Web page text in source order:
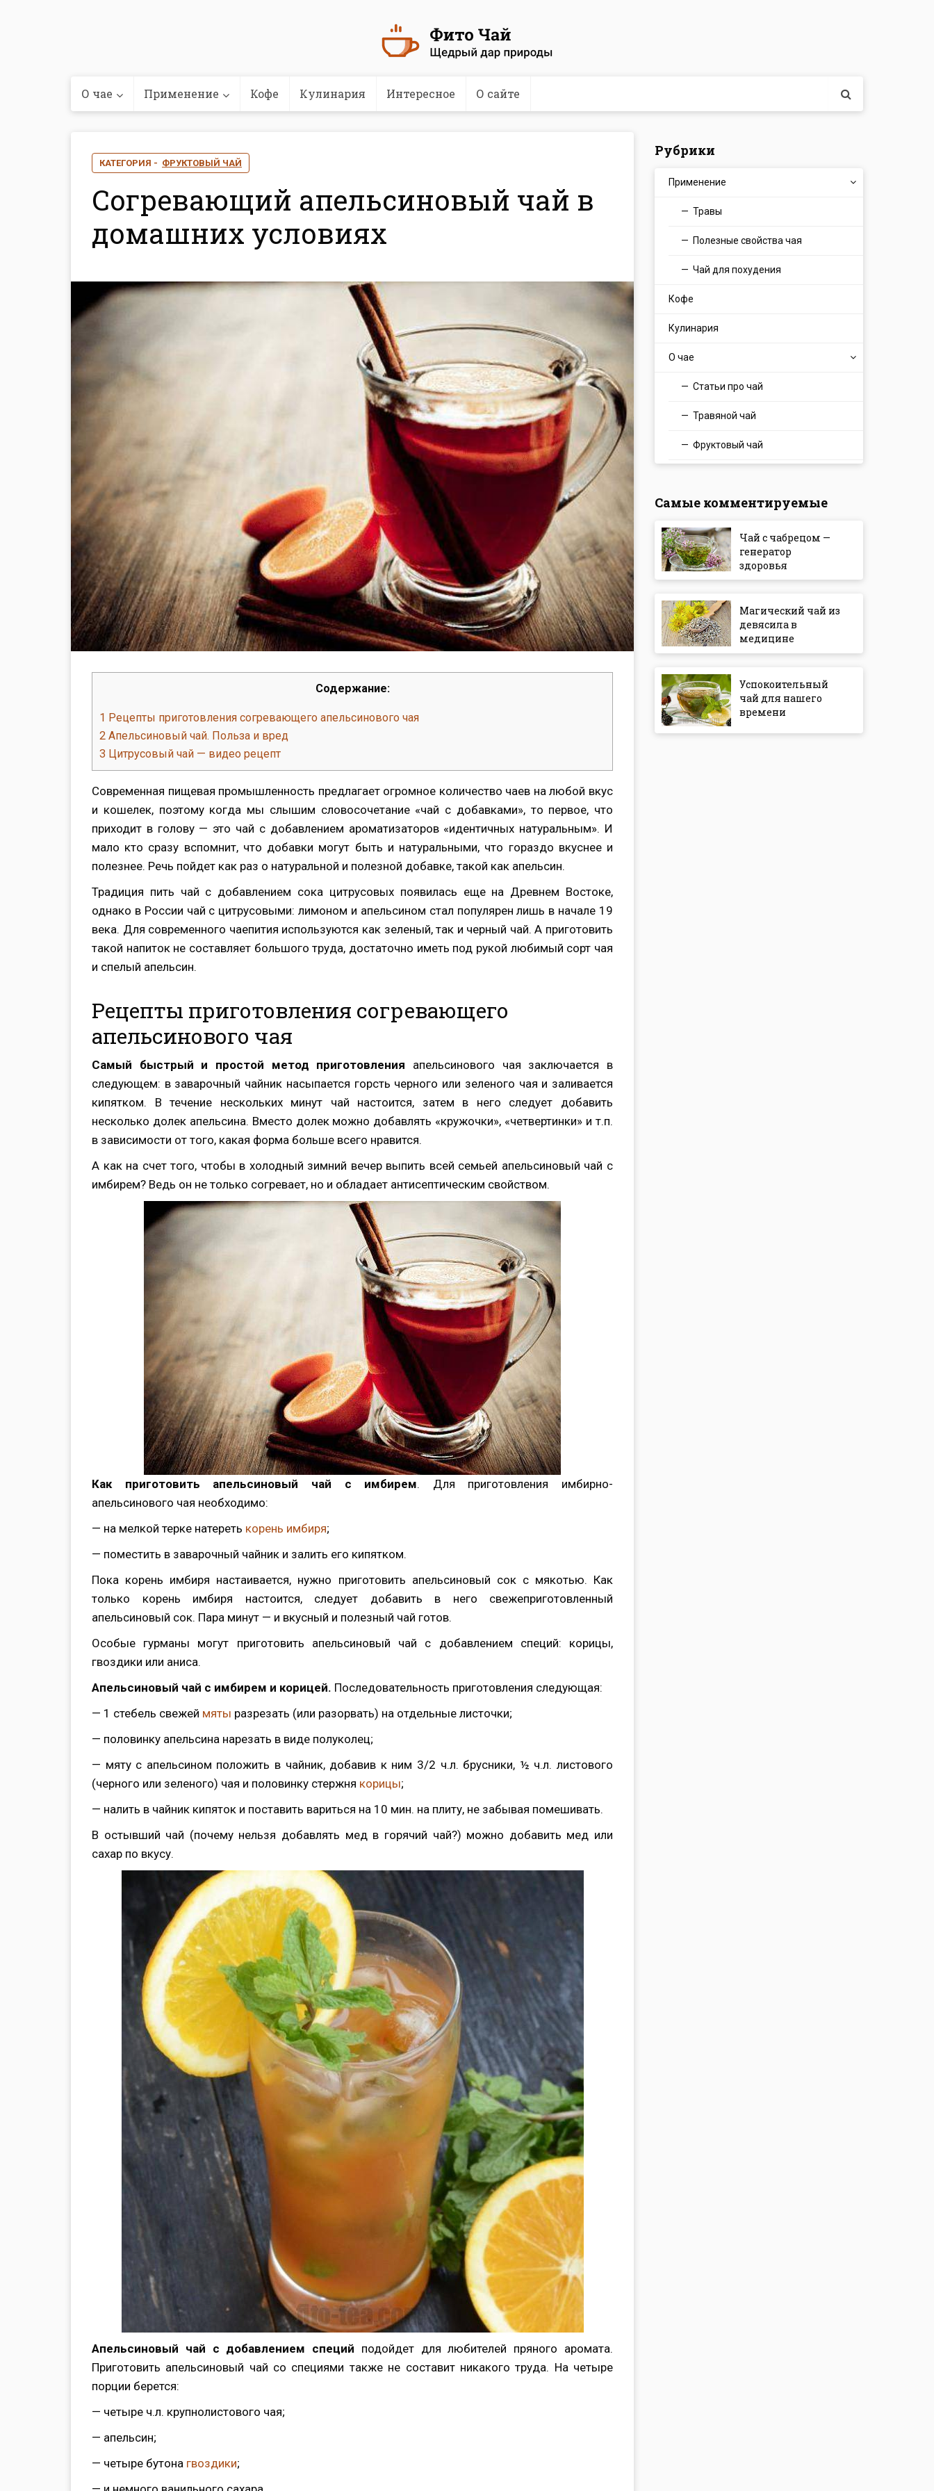
О чае Применение Кофе Кулинария Интересное О сайте
КАТЕГОРИЯ - ФРУКТОВЫЙ ЧАЙ
Согревающий апельсиновый чай в
домашних условиях
Содержание:
1 Рецепты приготовления согревающего апельсинового чая
2 Апельсиновый чай. Польза и вред
3 Цитрусовый чай — видео рецепт
Современная пищевая промышленность предлагает огромное количество чаев на любой вкус
и кошелек, поэтому когда мы слышим словосочетание «чай с добавками», то первое, что
приходит в голову — это чай с добавлением ароматизаторов «идентичных натуральным». И
мало кто сразу вспомнит, что добавки могут быть и натуральными, что гораздо вкуснее и
полезнее. Речь пойдет как раз о натуральной и полезной добавке, такой как апельсин.
Традиция пить чай с добавлением сока цитрусовых появилась еще на Древнем Востоке,
однако в России чай с цитрусовыми: лимоном и апельсином стал популярен лишь в начале 19
века. Для современного чаепития используются как зеленый, так и черный чай. А приготовить
такой напиток не составляет большого труда, достаточно иметь под рукой любимый сорт чая
и спелый апельсин.
Рецепты приготовления согревающего
апельсинового чая
Самый быстрый и простой метод приготовления апельсинового чая заключается в
следующем: в заварочный чайник насыпается горсть черного или зеленого чая и заливается
кипятком. В течение нескольких минут чай настоится, затем в него следует добавить
несколько долек апельсина. Вместо долек можно добавлять «кружочки», «четвертинки» и т.п.
в зависимости от того, какая форма больше всего нравится.
А как на счет того, чтобы в холодный зимний вечер выпить всей семьей апельсиновый чай с
имбирем? Ведь он не только согревает, но и обладает антисептическим свойством.
Как приготовить апельсиновый чай с имбирем. Для приготовления имбирно-
апельсинового чая необходимо:
— на мелкой терке натереть корень имбиря;
— поместить в заварочный чайник и залить его кипятком.
Пока корень имбиря настаивается, нужно приготовить апельсиновый сок с мякотью. Как
только корень имбиря настоится, следует добавить в него свежеприготовленный
апельсиновый сок. Пара минут — и вкусный и полезный чай готов.
Особые гурманы могут приготовить апельсиновый чай с добавлением специй: корицы,
гвоздики или аниса.
Апельсиновый чай с имбирем и корицей. Последовательность приготовления следующая:
— 1 стебель свежей мяты разрезать (или разорвать) на отдельные листочки;
— половинку апельсина нарезать в виде полуколец;
— мяту с апельсином положить в чайник, добавив к ним 3/2 ч.л. брусники, ½ ч.л. листового
(черного или зеленого) чая и половинку стержня корицы;
— налить в чайник кипяток и поставить вариться на 10 мин. на плиту, не забывая помешивать.
В остывший чай (почему нельзя добавлять мед в горячий чай?) можно добавить мед или
сахар по вкусу.
Апельсиновый чай с добавлением специй подойдет для любителей пряного аромата.
Приготовить апельсиновый чай со специями также не составит никакого труда. На четыре
порции берется:
— четыре ч.л. крупнолистового чая;
— апельсин;
— четыре бутона гвоздики;
Рубрики
Применение
Травы
Полезные свойства чая
Чай для похудения
Кофе
Кулинария
О чае
Статьи про чай
Травяной чай
Фруктовый чай
Самые комментируемые
Чай с чабрецом —
генератор
здоровья
Магический чай из
девясила в
медицине
Успокоительный
чай для нашего
времени